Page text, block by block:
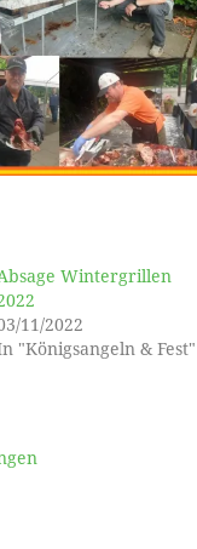
Wintergrillen
11/2022
"Königsangeln & Fest"